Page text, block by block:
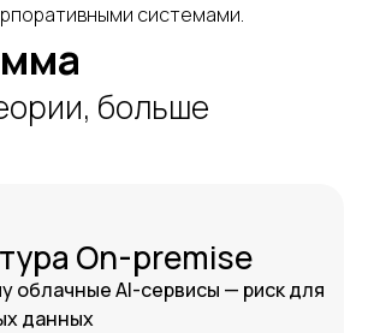
системами.
больше
On-premise
облачные AI-сервисы — риск для
данных